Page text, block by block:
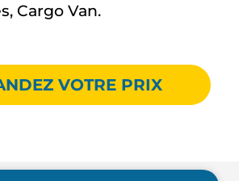
Cargo Van.
VOTRE PRIX